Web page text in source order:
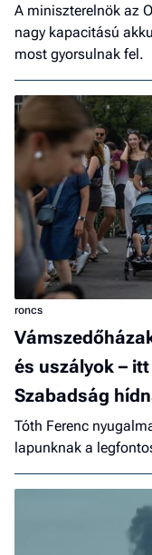
A miniszterelnök az
nagy kapacitású
most gyorsulnak fel.
roncs
és uszályok –
Szabadság
Tóth Ferenc
lapunknak a